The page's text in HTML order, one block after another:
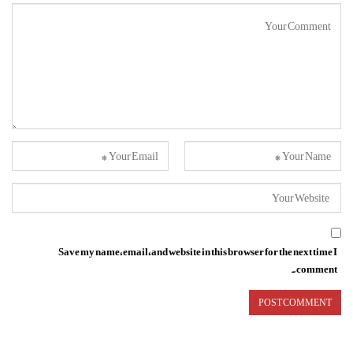
Save my name, email, and website in this browser for the next time I
comment.